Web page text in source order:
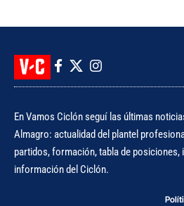
En Vamos Ciclón seguí las últimas
Almagro: actualidad del plantel
partidos, formación, tabla de
información del Ciclón.